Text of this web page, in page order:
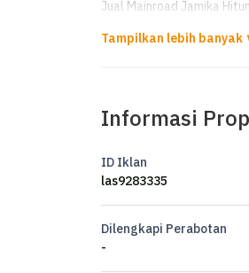
Jual Mainroad Jamika
*FOR SALE*
harga 4.2M Nego
Informasi
ID Iklan
las9283335
Dilengkapi Perabotan
-